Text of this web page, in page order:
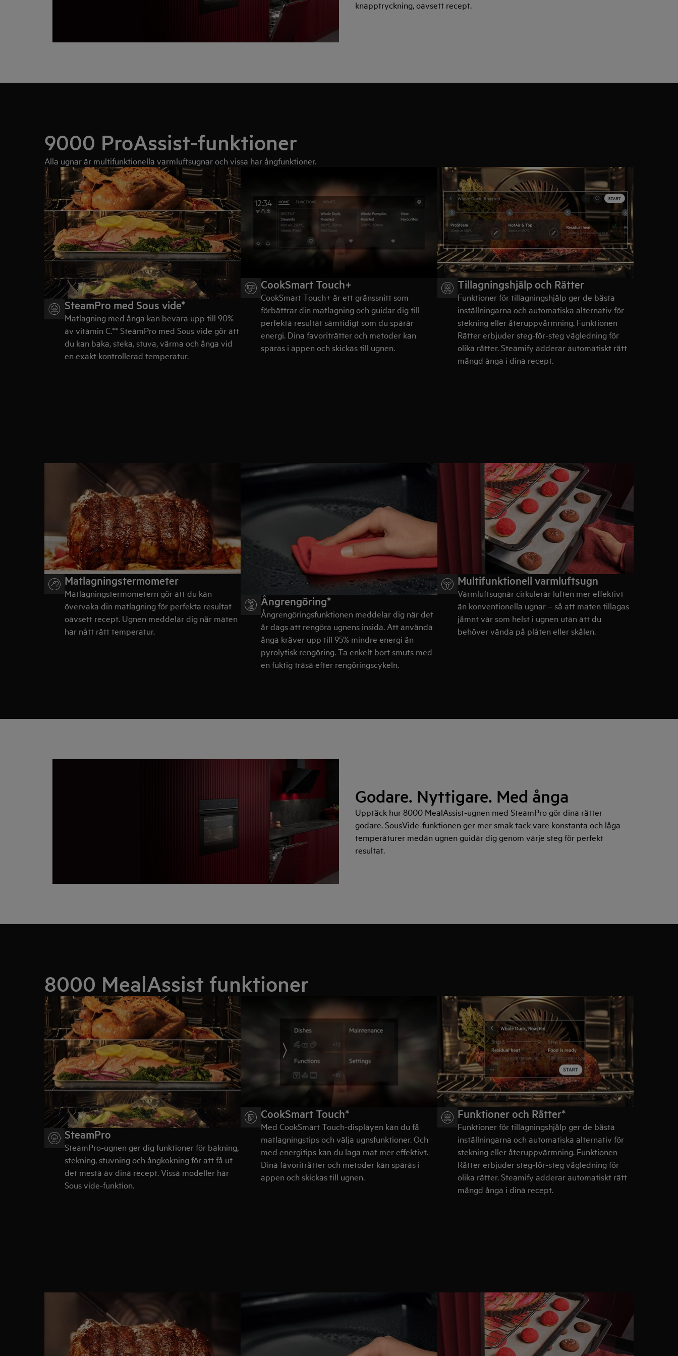
knapptryckning, oavsett recept.
9000 ProAssist-funktioner
Alla ugnar är multifunktionella varmluftsugnar och vissa har ångfunktioner.
SteamPro med Sous vide*
Matlagning med ånga kan bevara upp till 90%
av vitamin C.** SteamPro med Sous vide gör att
du kan baka, steka, stuva, värma och ånga vid
en exakt kontrollerad temperatur.
CookSmart Touch+
CookSmart Touch+ är ett gränssnitt som
förbättrar din matlagning och guidar dig till
perfekta resultat samtidigt som du sparar
energi. Dina favoriträtter och metoder kan
sparas i appen och skickas till ugnen.
Tillagningshjälp och Rätter
Funktioner för tillagningshjälp ger de bästa
inställningarna och automatiska alternativ för
stekning eller återuppvärmning. Funktionen
Rätter erbjuder steg-för-steg vägledning för
olika rätter. Steamify adderar automatiskt rätt
mängd ånga i dina recept.
Matlagningstermometer
Matlagningstermometern gör att du kan
övervaka din matlagning för perfekta resultat
oavsett recept. Ugnen meddelar dig när maten
har nått rätt temperatur.
Ångrengöring*
Ångrengöringsfunktionen meddelar dig när det
är dags att rengöra ugnens insida. Att använda
ånga kräver upp till 95% mindre energi än
pyrolytisk rengöring. Ta enkelt bort smuts med
en fuktig trasa efter rengöringscykeln.
Multifunktionell varmluftsugn
Varmluftsugnar cirkulerar luften mer effektivt
än konventionella ugnar – så att maten tillagas
jämnt var som helst i ugnen utan att du
behöver vända på plåten eller skålen.
Godare. Nyttigare. Med ånga
Upptäck hur 8000 MealAssist-ugnen med SteamPro gör dina rätter
godare. SousVide-funktionen ger mer smak tack vare konstanta och låga
temperaturer medan ugnen guidar dig genom varje steg för perfekt
resultat.
8000 MealAssist funktioner
SteamPro
SteamPro-ugnen ger dig funktioner för bakning,
stekning, stuvning och ångkokning för att få ut
det mesta av dina recept. Vissa modeller har
Sous vide-funktion.
CookSmart Touch*
Med CookSmart Touch-displayen kan du få
matlagningstips och välja ugnsfunktioner. Och
med energitips kan du laga mat mer effektivt.
Dina favoriträtter och metoder kan sparas i
appen och skickas till ugnen.
Funktioner och Rätter*
Funktioner för tillagningshjälp ger de bästa
inställningarna och automatiska alternativ för
stekning eller återuppvärmning. Funktionen
Rätter erbjuder steg-för-steg vägledning för
olika rätter. Steamify adderar automatiskt rätt
mängd ånga i dina recept.